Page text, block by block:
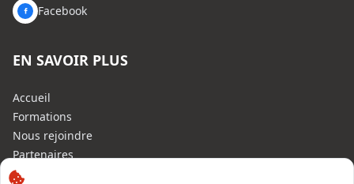
Facebook
EN SAVOIR PLUS
Accueil
Formations
Nous rejoindre
Partenaires
Autres missions